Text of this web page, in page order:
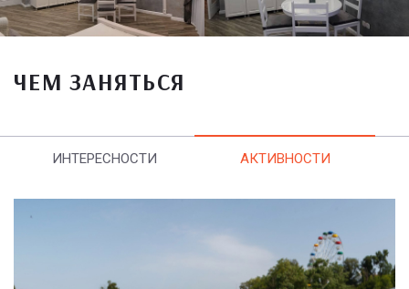
ЧЕМ ЗАНЯТЬСЯ
ИНТЕРЕСНОСТИ АКТИВНОСТИ